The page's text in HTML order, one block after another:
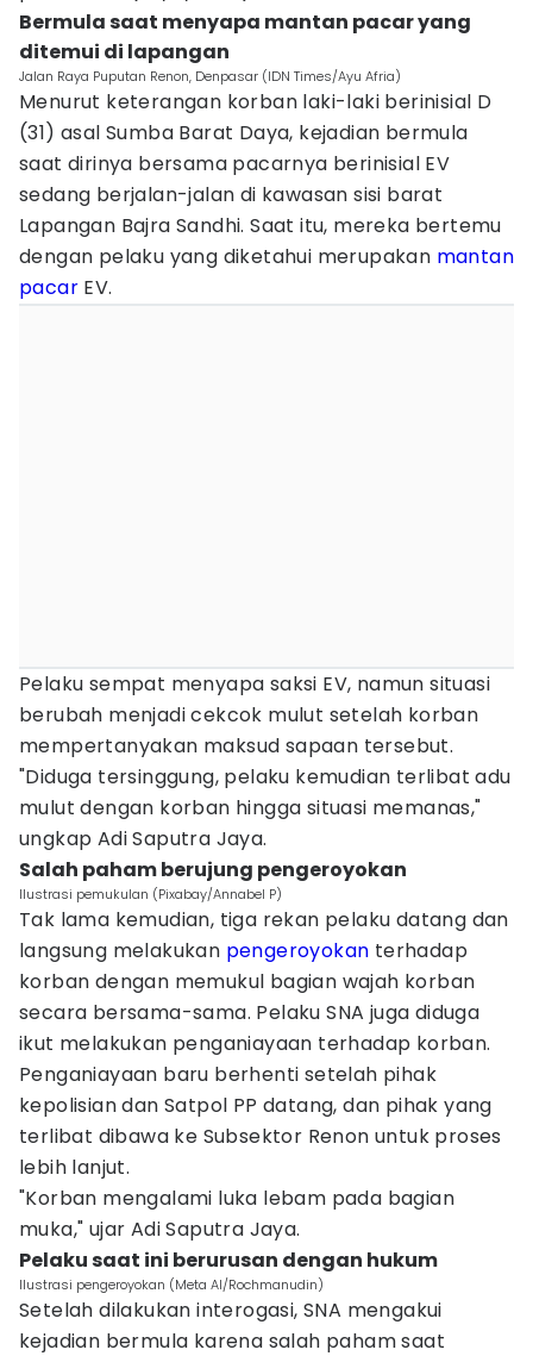
Bermula saat menyapa mantan pacar yang
ditemui di lapangan
Jalan Raya Puputan Renon, Denpasar (IDN Times/Ayu Afria)
Menurut keterangan korban laki-laki berinisial D
(31) asal Sumba Barat Daya, kejadian bermula
saat dirinya bersama pacarnya berinisial EV
sedang berjalan-jalan di kawasan sisi barat
Lapangan Bajra Sandhi. Saat itu, mereka bertemu
dengan pelaku yang diketahui merupakan mantan
pacar EV.
Pelaku sempat menyapa saksi EV, namun situasi
berubah menjadi cekcok mulut setelah korban
mempertanyakan maksud sapaan tersebut.
"Diduga tersinggung, pelaku kemudian terlibat adu
mulut dengan korban hingga situasi memanas,"
ungkap Adi Saputra Jaya.
Salah paham berujung pengeroyokan
Ilustrasi pemukulan (Pixabay/Annabel P)
Tak lama kemudian, tiga rekan pelaku datang dan
langsung melakukan pengeroyokan terhadap
korban dengan memukul bagian wajah korban
secara bersama-sama. Pelaku SNA juga diduga
ikut melakukan penganiayaan terhadap korban.
Penganiayaan baru berhenti setelah pihak
kepolisian dan Satpol PP datang, dan pihak yang
terlibat dibawa ke Subsektor Renon untuk proses
lebih lanjut.
"Korban mengalami luka lebam pada bagian
muka," ujar Adi Saputra Jaya.
Pelaku saat ini berurusan dengan hukum
Ilustrasi pengeroyokan (Meta AI/Rochmanudin)
Setelah dilakukan interogasi, SNA mengakui
kejadian bermula karena salah paham saat